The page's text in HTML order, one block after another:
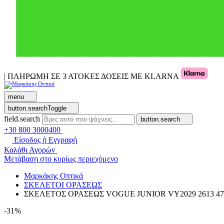
| ΠΛΗΡΩΜΗ ΣΕ 3 ΑΤΟΚΕΣ ΔΟΣΕΙΣ ΜΕ KLARNA
menu
button.searchToggle
field.search button.search
+30 800 3000400
Είσοδος ή Εγγραφή
Καλάθι Αγορών
Μετάβαση στο κυρίως περιεχόμενο
Μαρκάκης Οπτικά
ΣΚΕΛΕΤΟΙ ΟΡΑΣΕΩΣ
ΣΚΕΛΕΤΟΣ ΟΡΑΣΕΩΣ VOGUE JUNIOR VY2029 2613
-31%